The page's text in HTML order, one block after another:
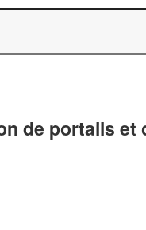
de portails et